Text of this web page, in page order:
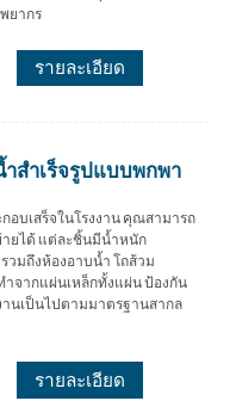
ยากร
รายละเอียด
ำสำเร็จรูปแบบพกพา
อบเสร็จในโรงงาน คุณสามารถ
ายได้ แต่ละชิ้นมีน้ำหนัก
วมถึงห้องอาบน้ำ โถส้วม
ำจากแผ่นเหล็กทั้งแผ่น ป้องกัน
นเป็นไปตามมาตรฐานสากล
รายละเอียด